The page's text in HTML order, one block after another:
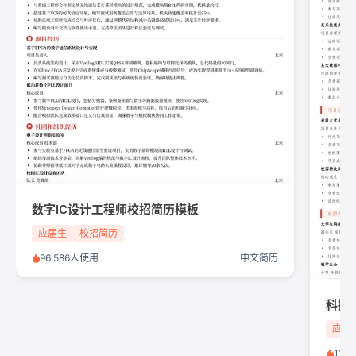
数字IC设计工程师校招简历模板
应届生 校招简历
96,586人使用 中文简历
科技
应届